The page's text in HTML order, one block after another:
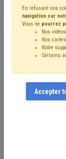
La législation
population
relative aux
d’identité,
juillet 1992)
mais plus
situations de
de chaque
En refusant nos
navigation sur
Vous ne pourrez
Nos
Nos
Notre
Certains
Accepter